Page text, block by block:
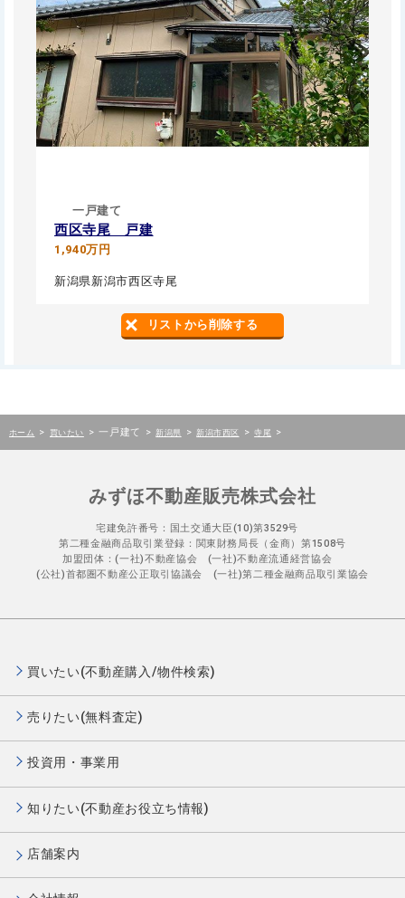
一戸建て
西区寺尾 戸建
1,940万円
新潟県新潟市西区寺尾
リストから削除する
ホーム > 買いたい > 一戸建て > 新潟県 > 新潟市西区 > 寺尾 >
みずほ不動産販売株式会社
宅建免許番号：国土交通大臣(10)第3529号
第二種金融商品取引業登録：関東財務局長（金商）第1508号
加盟団体：(一社)不動産協会 (一社)不動産流通経営協会
(公社)首都圏不動産公正取引協議会 (一社)第二種金融商品取引業協会
買いたい(不動産購入/物件検索)
売りたい(無料査定)
投資用・事業用
知りたい(不動産お役立ち情報)
店舗案内